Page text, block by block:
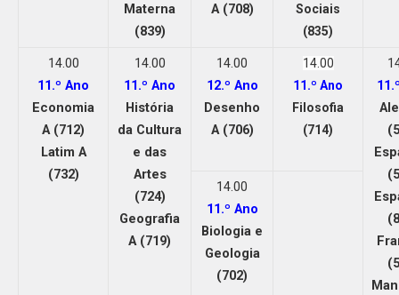
Materna
(839)
Sociais
(835)
A (708)
14.00
11.º Ano
Economia
A (712)
Latim A
(732)
14.00
11.º Ano
História
da Cultura
e das
Artes
(724)
Geografia
A (719)
14.00
12.º Ano
Desenho
A (706)
14.00
11.º Ano
Filosofia
(714)
14.00
11.º Ano
Biologia e
Geologia
(702)